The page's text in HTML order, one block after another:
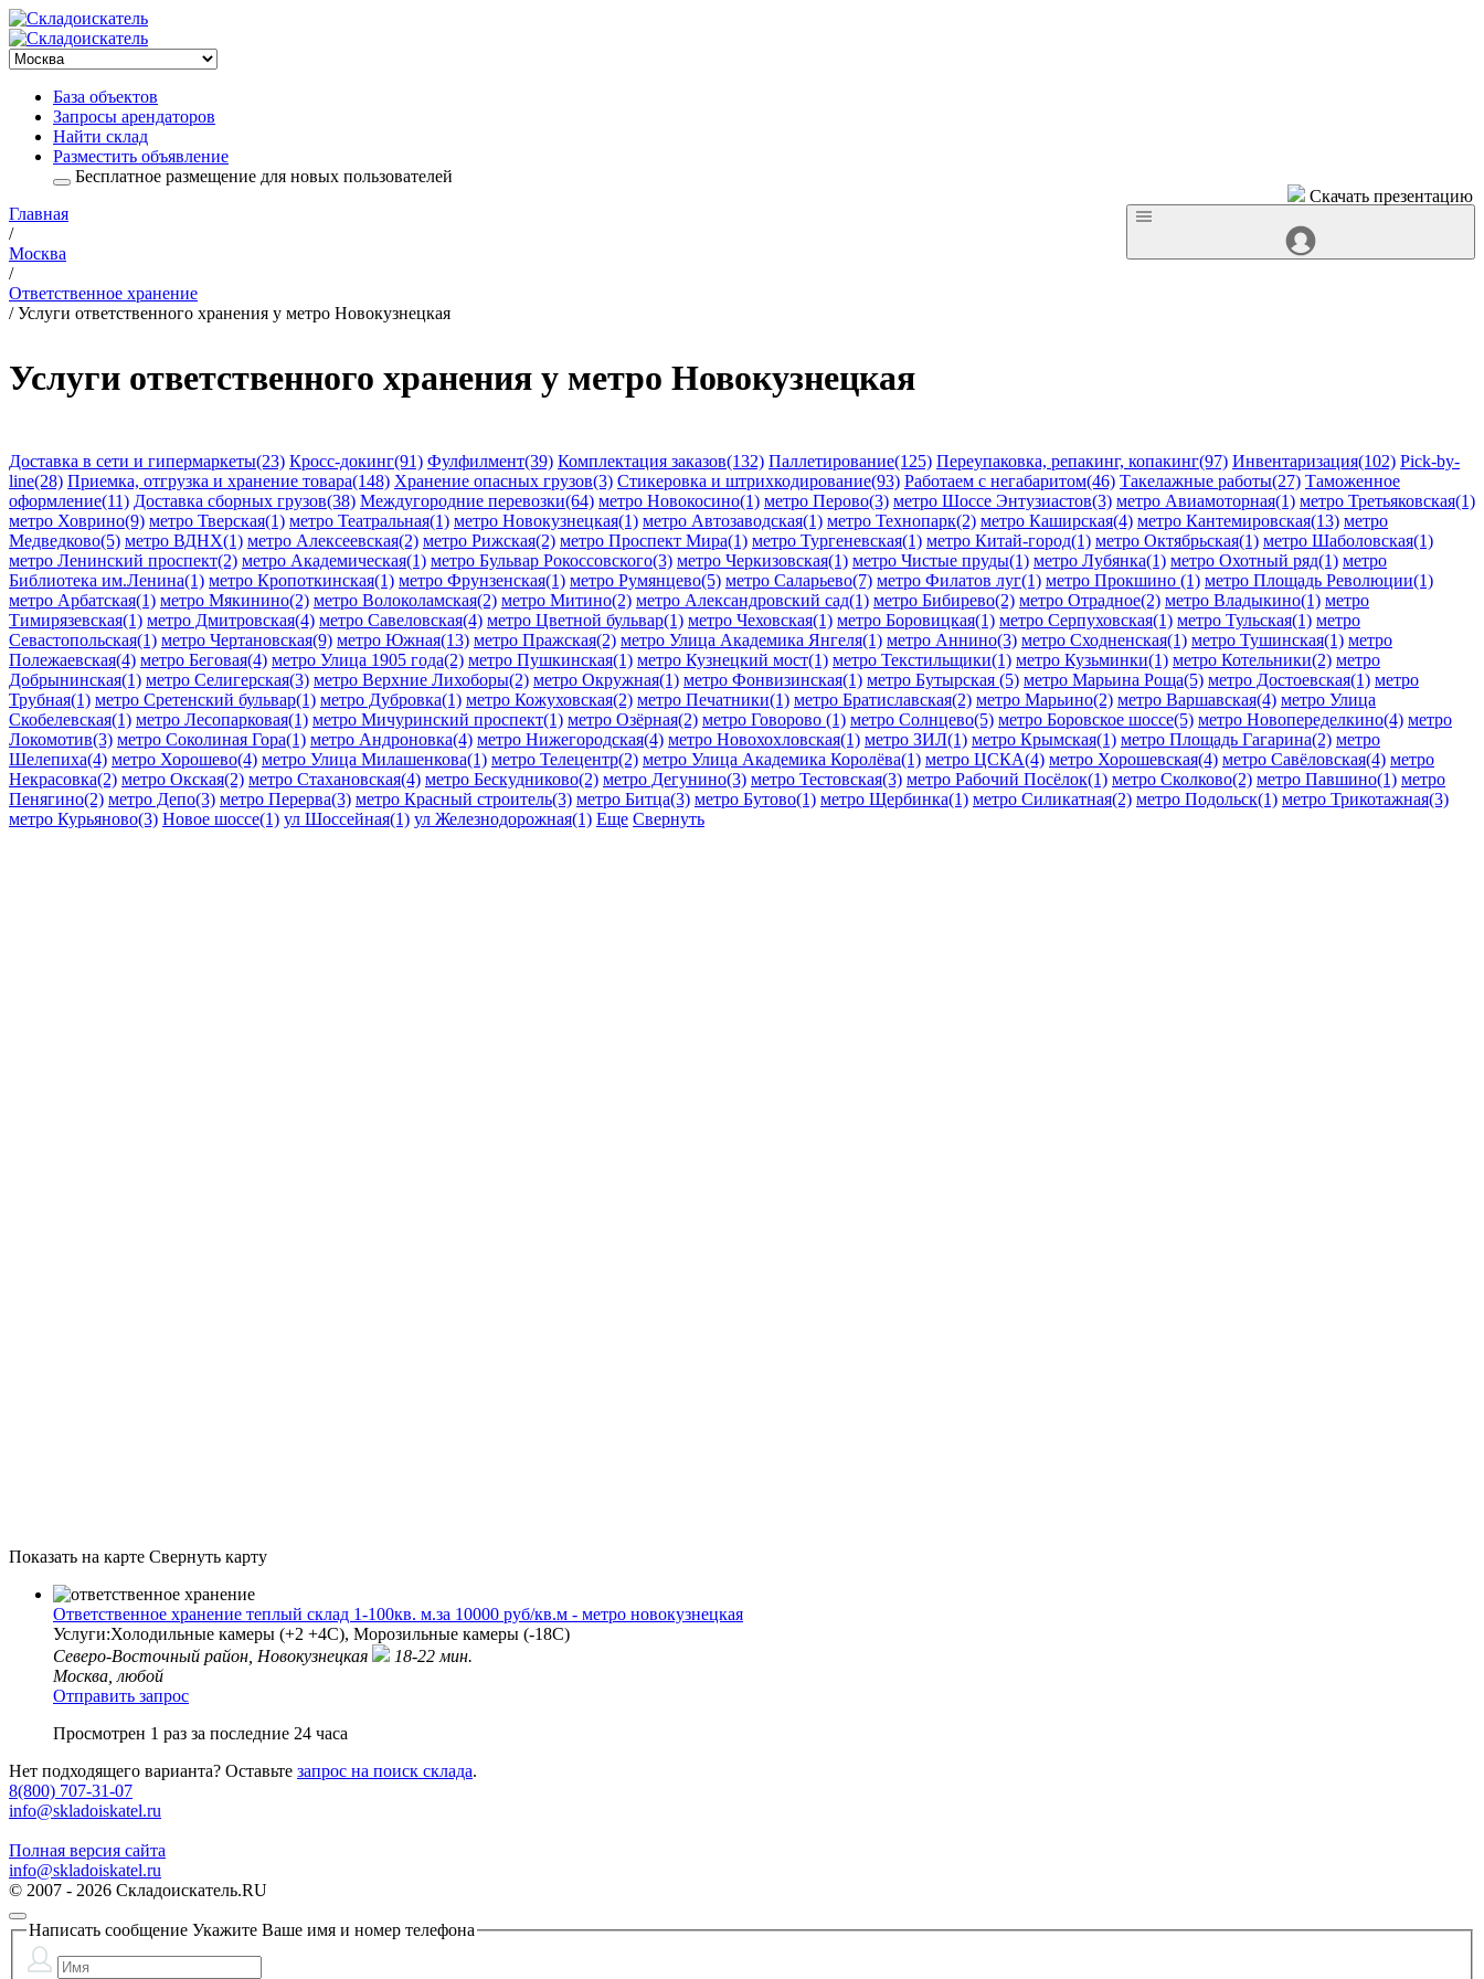
База объектов
Запросы арендаторов
Найти склад
Разместить объявление
Бесплатное размещение для новых пользователей
Главная
/
Москва
/
Ответственное хранение
/ Услуги ответственного хранения у метро Новокузнецкая
Услуги ответственного хранения у метро Новокузнецкая
Доставка в сети и гипермаркеты(23) Кросс-докинг(91) Фулфилмент(39) Комплектация заказов(132) Паллетирование(125) Переупаковка, репакинг, копакинг(97) Инвентаризация(102) Pick-by-
line(28) Приемка, отгрузка и хранение товара(148) Хранение опасных грузов(3) Стикеровка и штрихкодирование(93) Работаем с негабаритом(46) Такелажные работы(27) Таможенное
оформление(11) Доставка сборных грузов(38) Междугородние перевозки(64) метро Новокосино(1) метро Перово(3) метро Шоссе Энтузиастов(3) метро Авиамоторная(1) метро Третьяковская(1)
метро Ховрино(9) метро Тверская(1) метро Театральная(1) метро Новокузнецкая(1) метро Автозаводская(1) метро Технопарк(2) метро Каширская(4) метро Кантемировская(13) метро
Медведково(5) метро ВДНХ(1) метро Алексеевская(2) метро Рижская(2) метро Проспект Мира(1) метро Тургеневская(1) метро Китай-город(1) метро Октябрьская(1) метро Шаболовская(1)
метро Ленинский проспект(2) метро Академическая(1) метро Бульвар Рокоссовского(3) метро Черкизовская(1) метро Чистые пруды(1) метро Лубянка(1) метро Охотный ряд(1) метро
Библиотека им.Ленина(1) метро Кропоткинская(1) метро Фрунзенская(1) метро Румянцево(5) метро Саларьево(7) метро Филатов луг(1) метро Прокшино (1) метро Площадь Революции(1)
метро Арбатская(1) метро Мякинино(2) метро Волоколамская(2) метро Митино(2) метро Александровский сад(1) метро Бибирево(2) метро Отрадное(2) метро Владыкино(1) метро
Тимирязевская(1) метро Дмитровская(4) метро Савеловская(4) метро Цветной бульвар(1) метро Чеховская(1) метро Боровицкая(1) метро Серпуховская(1) метро Тульская(1) метро
Севастопольская(1) метро Чертановская(9) метро Южная(13) метро Пражская(2) метро Улица Академика Янгеля(1) метро Аннино(3) метро Сходненская(1) метро Тушинская(1) метро
Полежаевская(4) метро Беговая(4) метро Улица 1905 года(2) метро Пушкинская(1) метро Кузнецкий мост(1) метро Текстильщики(1) метро Кузьминки(1) метро Котельники(2) метро
Добрынинская(1) метро Селигерская(3) метро Верхние Лихоборы(2) метро Окружная(1) метро Фонвизинская(1) метро Бутырская (5) метро Марьина Роща(5) метро Достоевская(1) метро
Трубная(1) метро Сретенский бульвар(1) метро Дубровка(1) метро Кожуховская(2) метро Печатники(1) метро Братиславская(2) метро Марьино(2) метро Варшавская(4) метро Улица
Скобелевская(1) метро Лесопарковая(1) метро Мичуринский проспект(1) метро Озёрная(2) метро Говорово (1) метро Солнцево(5) метро Боровское шоссе(5) метро Новопеределкино(4) метро
Локомотив(3) метро Соколиная Гора(1) метро Андроновка(4) метро Нижегородская(4) метро Новохохловская(1) метро ЗИЛ(1) метро Крымская(1) метро Площадь Гагарина(2) метро
Шелепиха(4) метро Хорошево(4) метро Улица Милашенкова(1) метро Телецентр(2) метро Улица Академика Королёва(1) метро ЦСКА(4) метро Хорошевская(4) метро Савёловская(4) метро
Некрасовка(2) метро Окская(2) метро Стахановская(4) метро Бескудниково(2) метро Дегунино(3) метро Тестовская(3) метро Рабочий Посёлок(1) метро Сколково(2) метро Павшино(1) метро
Пенягино(2) метро Депо(3) метро Перерва(3) метро Красный строитель(3) метро Битца(3) метро Бутово(1) метро Щербинка(1) метро Силикатная(2) метро Подольск(1) метро Трикотажная(3)
метро Курьяново(3) Новое шоссе(1) ул Шоссейная(1) ул Железнодорожная(1) Еще Свернуть
Показать на карте Свернуть карту
Ответственное хранение теплый склад 1-100кв. м.за 10000 руб/кв.м - метро новокузнецкая
Услуги:Холодильные камеры (+2 +4С), Морозильные камеры (-18С)
Северо-Восточный район, Новокузнецкая
18-22 мин.
Москва, любой
Отправить запрос
Просмотрен 1 раз за последние 24 часа
Скачать презентацию
Нет подходящего варианта? Оставьте запрос на поиск склада.
8(800) 707-31-07
info@skladoiskatel.ru
Полная версия сайта
info@skladoiskatel.ru
© 2007 - 2026 Складоискатель.RU
Написать сообщение Укажите Ваше имя и номер телефона